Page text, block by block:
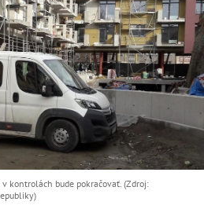
kontrolách bude pokračovať. (Zdroj: